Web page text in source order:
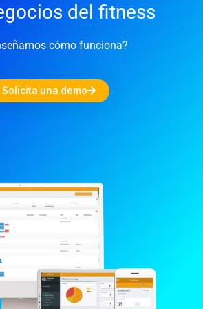
del fitness
cómo funciona?
Solicita una demo